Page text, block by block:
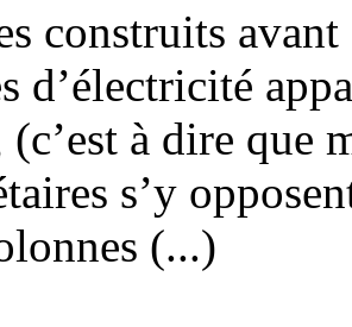
construits
d’électricité
à dire que
s’y
(...)